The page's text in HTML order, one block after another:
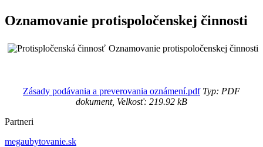
Oznamovanie protispoločenskej činnosti
Oznamovanie protispoločenskej činnosti
Zásady podávania a preverovania oznámení.pdfTyp: PDF
dokument, Velkosť: 219.92 kB
Partneri
megaubytovanie.sk